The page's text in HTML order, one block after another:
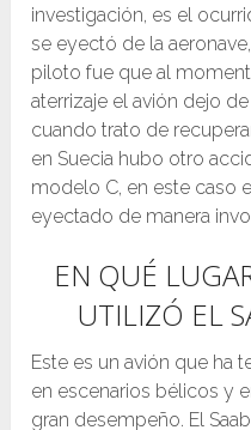
investigación, es el
se eyectó de la
piloto fue que al
aterrizaje el avión dejo
cuando trato de
en Suecia hubo otro
modelo C, en este caso
eyectado de manera
EN QUÉ
UTILIZÓ EL
Este es un avión que ha
en escenarios bélicos y
gran desempeño. El